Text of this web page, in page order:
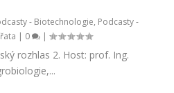
- Biotechnologie, Podcasty -
| 0 |
rozhlas 2. Host: prof. Ing.